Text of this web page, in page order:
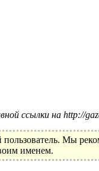
ссылки на http://
пользователь. Мы
именем.